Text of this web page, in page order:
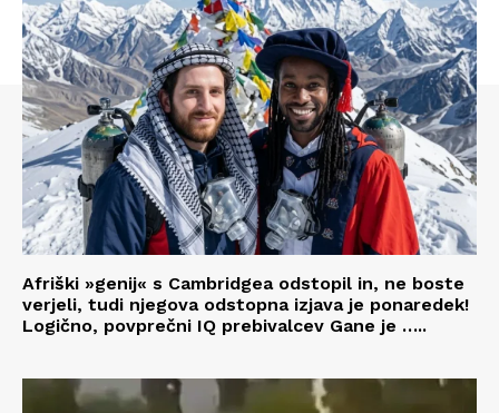
Afriški »genij« s Cambridgea odstopil in, ne boste
verjeli, tudi njegova odstopna izjava je ponaredek!
Logično, povprečni IQ prebivalcev Gane je …..